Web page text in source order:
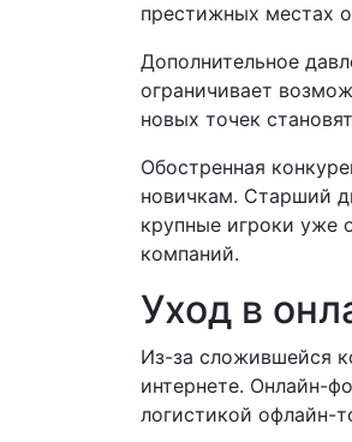
престижных местах
Дополнительное
ограничивает
новых точек
Обостренная
новичкам. Старший
крупные игроки уже
компаний.
Уход в
Из-за сложившейся
интернете. Онлайн-
логистикой офлайн-